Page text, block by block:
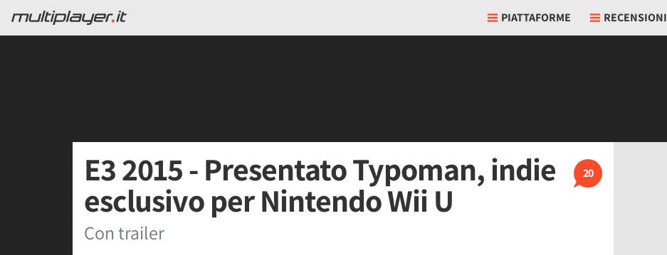
PIATTAFORME RECENSIONI
20
E3 2015 - Presentato Typoman, indie
esclusivo per Nintendo Wii U
Con trailer